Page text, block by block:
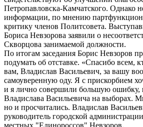
Петропавловска-Камчатского. Однако
информации, по мнению
критику членов Политсовета.
Бориса Невзорова заявили о
Скворцова занимаемой должности.
По итогам заседания Борис Невзоров
подумать об отставке. «Спасибо всем,
вам, Владислав Васильевич, за вашу
самоуверенную оду. Я с прискорбием
и я лично совершили большую ошибку,
Владислава Васильевича на выборах.
но и просчитались. Владислав
руководитель городской
местных "Единороссов" Невзоров.